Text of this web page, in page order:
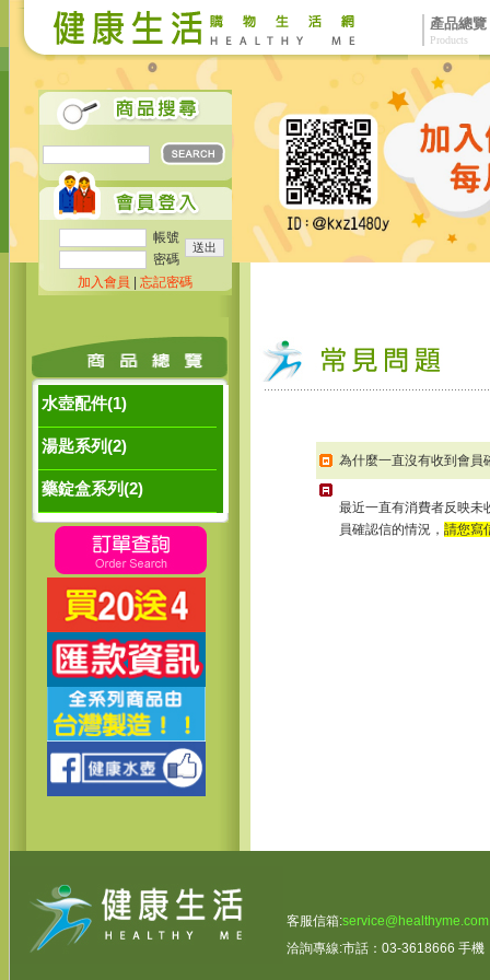
產品總覽
Products
帳號
密碼
加入會員
忘記密碼
水壺配件(1)
湯匙系列(2)
藥錠盒系列(2)
為什麼一直沒有收到會員
最近一直有消費者反映未
員確認信的情況， 請您寫
客服信箱:
洽詢專線:市話：03-3618666 手